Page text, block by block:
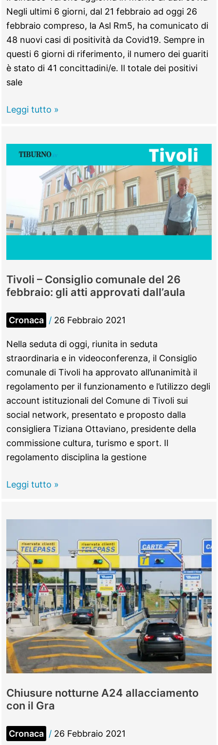
Negli ultimi 6 giorni, dal 21 febbraio ad oggi 26
febbraio compreso, la Asl Rm5, ha comunicato di
48 nuovi casi di positività da Covid19. Sempre in
questi 6 giorni di riferimento, il numero dei guariti
è stato di 41 concittadini/e. Il totale dei positivi
sale
Monterotondo
Covid-
19
Leggi tutto »
Tivoli – Consiglio comunale del 26
febbraio: gli atti approvati dall’aula
Cronaca / 26 Febbraio 2021
Nella seduta di oggi, riunita in seduta
straordinaria e in videoconferenza, il Consiglio
comunale di Tivoli ha approvato all’unanimità il
regolamento per il funzionamento e l’utilizzo degli
account istituzionali del Comune di Tivoli sui
social network, presentato e proposto dalla
consigliera Tiziana Ottaviano, presidente della
commissione cultura, turismo e sport. Il
regolamento disciplina la gestione
Tivoli
del
26
febbraio:
gli
atti
approvati
dall’aula
Leggi tutto »
Chiusure notturne A24 allacciamento
con il Gra
Cronaca / 26 Febbraio 2021